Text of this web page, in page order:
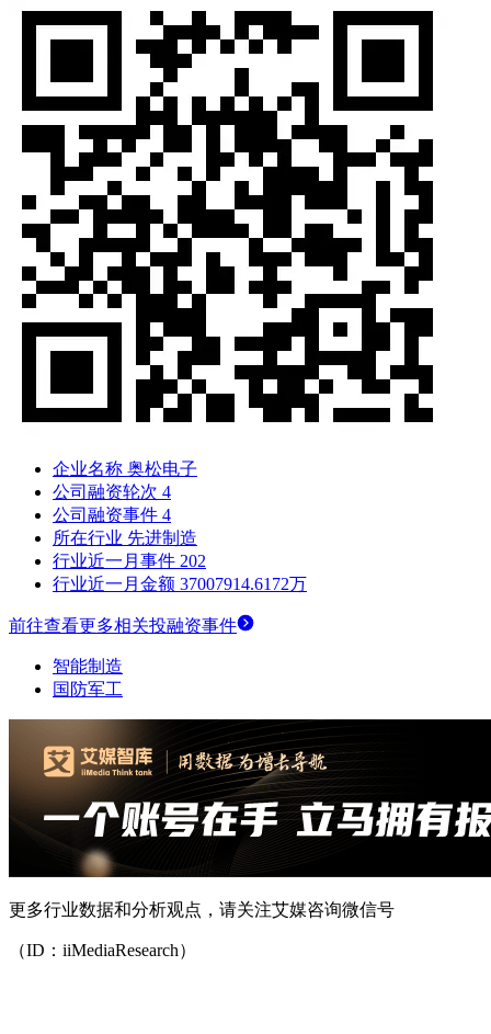
企业名称 奥松电子
公司融资轮次 4
公司融资事件 4
所在行业 先进制造
行业近一月事件 202
行业近一月金额 37007914.6172万
前往查看更多相关投融资事件
智能制造
国防军工
更多行业数据和分析观点，请关注艾媒咨询微信号
（ID：iiMediaResearch）